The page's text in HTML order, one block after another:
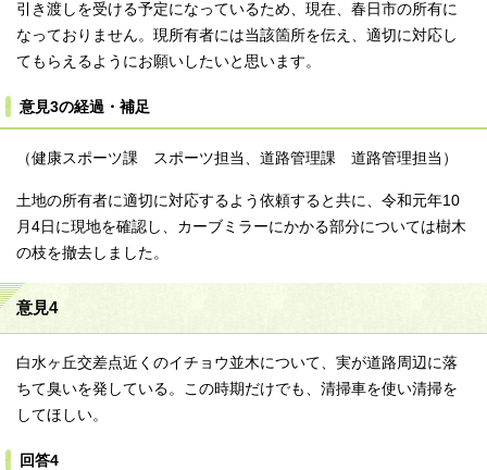
引き渡しを受ける予定になっているため、現在、春日市の所有に
なっておりません。現所有者には当該箇所を伝え、適切に対応し
てもらえるようにお願いしたいと思います。
意見3の経過・補足
（健康スポーツ課 スポーツ担当、道路管理課 道路管理担当）
土地の所有者に適切に対応するよう依頼すると共に、令和元年10
月4日に現地を確認し、カーブミラーにかかる部分については樹木
の枝を撤去しました。
意見4
白水ヶ丘交差点近くのイチョウ並木について、実が道路周辺に落
ちて臭いを発している。この時期だけでも、清掃車を使い清掃を
してほしい。
回答4